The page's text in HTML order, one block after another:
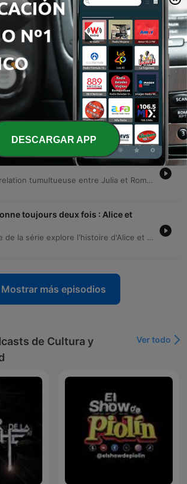
toujours deux fois : Laurence et
Ce récit explore l'histoire d'amour platonique et romantique entre Laurence, une adolescente, et Armand, un pêcheur de trente ans son aîné, dans le village de Portivy. À travers des souvenirs empreints de nostalgie, on découvre comment Laurence passait ses étés à l'observer et à rêver d'une connexion avec lui. L'épisode relate également la transition de Laurence d'une vie parisienne vers un nouveau départ à Portivy aux côtés d'Armand, après que ce dernier a traversé une période de rupture et de dépression. Le récit décrit leur rapprochement physique et émotionnel, l'adaptation d'Armand au monde urbain, puis leur décision commune de s'installer durablement en Bretagne.
toujours deux fois : Daniel,
et l’écrivain
Découvrez l'histoire de Daniel, un homme dont la vie bascule après avoir été quitté par sa compagne Laetitia pour un écrivain célèbre. Consumé par la jalousie, il prépare un attentat meurtrier en s'alliant à l'épouse de son rival. Cet épisode relate également comment la tension violente a laissé place à une transformation profonde. Des décennies plus tard, malgré les blessures passées, Daniel et Eléonore ont su transformer leur relation en une amitié durable et cordiale.
toujours deux fois : Romain et
Ce récit retrace la relation tumultueuse entre Julia et Romain, née d'un coup de foudre à la fin des années 1990. Entre passion cinématographique et quête de simplicité, leur histoire est marquée par l'instabilité émotionnelle de Julia et son besoin de mise en scène, menant inévitablement à une rupture. Trente ans plus tard, un message inattendu provoque leurs retrouvailles. Le récit explore la transition d'une passion adolescente vers une relation plus mature et authentique, où l'artifice de la séduction a laissé place à l'acceptation de soi et à la simplicité.
toujours deux fois : Alice et
Ce premier épisode de la série explore l'histoire d'Alice et Louis, deux anciens camarades de classe qui se retrouvent des années plus tard. Après une reprise de contact via les réseaux sociaux, une passion clandestine s'installe alors qu'ils mènent tous deux des vies de famille séparées. Le récit détaille la complexité de leur relation extra-conjugale, marquée par des épreuves personnelles et le traumatisme professionnel d'Alice. Entre secret et nécessité de discrétion, le couple trouve refuge dans une création artistique commune mêlant écriture et photopoésie.
Mostrar más episodios
de Cultura y
Ver todo
DESCARGAR APP